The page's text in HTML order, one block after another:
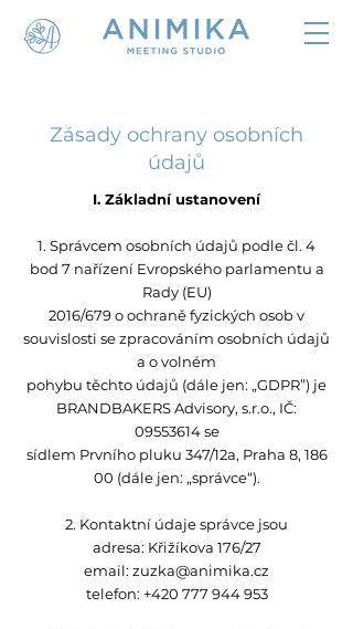
​​Zásady ochrany osobních
údajů
I. Základní ustanovení
1. Správcem osobních údajů podle čl. 4
bod 7 nařízení Evropského parlamentu a
Rady (EU)
2016/679 o ochraně fyzických osob v
souvislosti se zpracováním osobních údajů
a o volném
pohybu těchto údajů (dále jen: „GDPR”) je
BRANDBAKERS Advisory, s.r.o., IČ:
09553614 se
sídlem Prvního pluku 347/12a, Praha 8, 186
00 (dále jen: „správce“).
2. Kontaktní údaje správce jsou
adresa: Křižíkova 176/27
email: zuzka@animika.cz
telefon: +420 777 944 953